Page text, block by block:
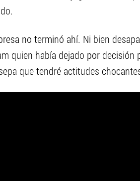
no terminó ahí. Ni bien
quien había dejado por decisión
que tendré actitudes